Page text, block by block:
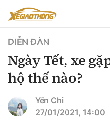
360° xe
DIỄN ĐÀN
Ngày Tết, xe
hộ thế nào?
Yến Chi
27/01/2021, 14:00